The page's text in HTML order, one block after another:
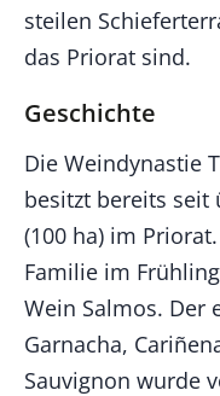
steilen
das Priorat sind.
Geschichte
Die Weindynastie
besitzt bereits seit
(100 ha) im
Familie im
Wein Salmos. Der
Garnacha,
Sauvignon wurde